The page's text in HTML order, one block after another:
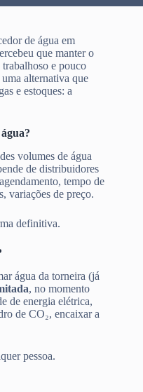
de água em
que manter o
trabalhoso e pouco
alternativa que
e estoques: a
volumes de água
de distribuidores
tempo de
variações de preço.
definitiva.
água da torneira (já
, no momento
de energia elétrica,
de CO₂, encaixar a
pessoa.